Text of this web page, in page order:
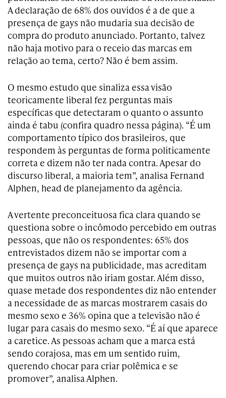
A declaração de 68% dos ouvidos é a de que a
presença de gays não mudaria sua decisão de
compra do produto anunciado. Portanto, talvez
não haja motivo para o receio das marcas em
relação ao tema, certo? Não é bem assim.
O mesmo estudo que sinaliza essa visão
teoricamente liberal fez perguntas mais
específicas que detectaram o quanto o assunto
ainda é tabu (confira quadro nessa página). “É um
comportamento típico dos brasileiros, que
respondem às perguntas de forma politicamente
correta e dizem não ter nada contra. Apesar do
discurso liberal, a maioria tem”, analisa Fernand
Alphen, head de planejamento da agência.
A vertente preconceituosa fica clara quando se
questiona sobre o incômodo percebido em outras
pessoas, que não os respondentes: 65% dos
entrevistados dizem não se importar com a
presença de gays na publicidade, mas acreditam
que muitos outros não iriam gostar. Além disso,
quase metade dos respondentes diz não entender
a necessidade de as marcas mostrarem casais do
mesmo sexo e 36% opina que a televisão não é
lugar para casais do mesmo sexo. “É aí que aparece
a caretice. As pessoas acham que a marca está
sendo corajosa, mas em um sentido ruim,
querendo chocar para criar polêmica e se
promover”, analisa Alphen.